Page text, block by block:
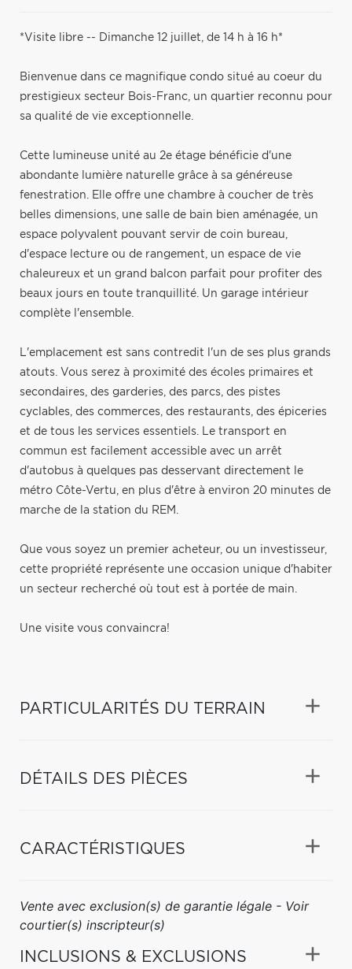
*Visite libre -- Dimanche 12 juillet, de 14 h à 16 h*
Bienvenue dans ce magnifique condo situé au coeur du
prestigieux secteur Bois-Franc, un quartier reconnu pour
sa qualité de vie exceptionnelle.
Cette lumineuse unité au 2e étage bénéficie d'une
abondante lumière naturelle grâce à sa généreuse
fenestration. Elle offre une chambre à coucher de très
belles dimensions, une salle de bain bien aménagée, un
espace polyvalent pouvant servir de coin bureau,
d'espace lecture ou de rangement, un espace de vie
chaleureux et un grand balcon parfait pour profiter des
beaux jours en toute tranquillité. Un garage intérieur
complète l'ensemble.
L'emplacement est sans contredit l'un de ses plus grands
atouts. Vous serez à proximité des écoles primaires et
secondaires, des garderies, des parcs, des pistes
cyclables, des commerces, des restaurants, des épiceries
et de tous les services essentiels. Le transport en
commun est facilement accessible avec un arrêt
d'autobus à quelques pas desservant directement le
métro Côte-Vertu, en plus d'être à environ 20 minutes de
marche de la station du REM.
Que vous soyez un premier acheteur, ou un investisseur,
cette propriété représente une occasion unique d'habiter
un secteur recherché où tout est à portée de main.
Une visite vous convaincra!
PARTICULARITÉS DU TERRAIN
DÉTAILS DES PIÈCES
CARACTÉRISTIQUES
Vente avec exclusion(s) de garantie légale - Voir
courtier(s) inscripteur(s)
INCLUSIONS & EXCLUSIONS